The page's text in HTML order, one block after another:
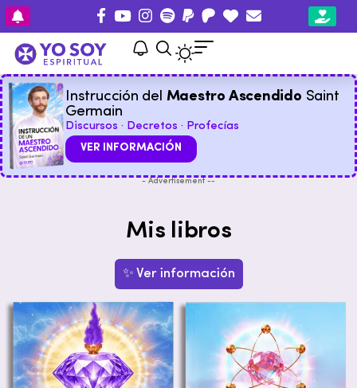
Instrucción del Maestro Ascendido Saint
Germain
Discursos · Decretos · Profecías
VER INFORMACIÓN
- Advertisement --
Mis libros
✨ Ver información